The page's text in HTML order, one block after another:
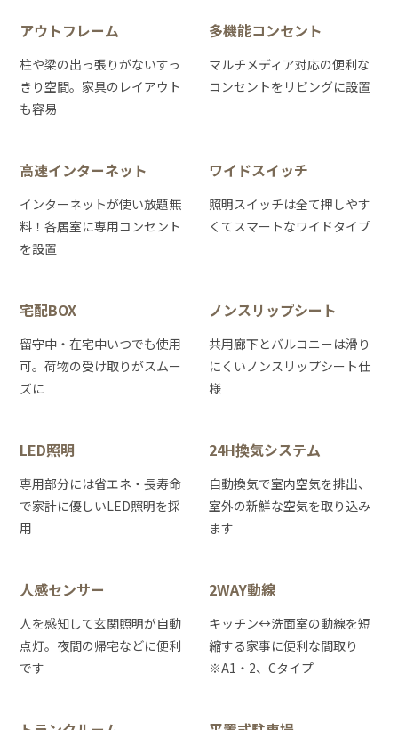
アウトフレーム
柱や梁の出っ張りがないすっ
きり空間。家具のレイアウト
も容易
多機能コンセント
マルチメディア対応の便利な
コンセントをリビングに設置
高速インターネット
インターネットが使い放題無
料！各居室に専用コンセント
を設置
ワイドスイッチ
照明スイッチは全て押しやす
くてスマートなワイドタイプ
宅配BOX
留守中・在宅中いつでも使用
可。荷物の受け取りがスムー
ズに
ノンスリップシート
共用廊下とバルコニーは滑り
にくいノンスリップシート仕
様
LED照明
専用部分には省エネ・長寿命
で家計に優しいLED照明を採
用
24H換気システム
自動換気で室内空気を排出、
室外の新鮮な空気を取り込み
ます
人感センサー
人を感知して玄関照明が自動
点灯。夜間の帰宅などに便利
です
2WAY動線
キッチン↔洗面室の動線を短
縮する家事に便利な間取り
※A1・2、Cタイプ